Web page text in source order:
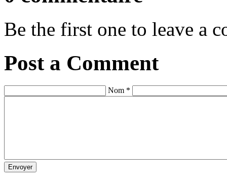
Be the first one to leave a
Post a Comment
Nom *